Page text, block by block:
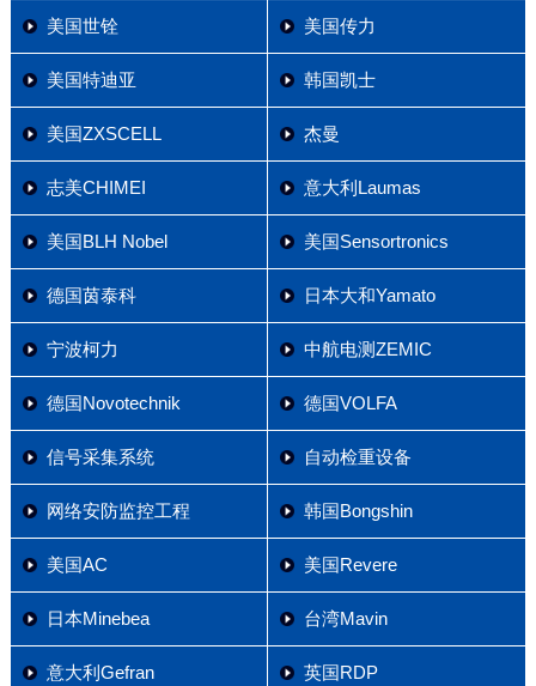
美国世铨 美国传力
美国特迪亚 韩国凯士
美国ZXSCELL 杰曼
志美CHIMEI 意大利Laumas
美国BLH Nobel 美国Sensortronics
德国茵泰科 日本大和Yamato
宁波柯力 中航电测ZEMIC
德国Novotechnik 德国VOLFA
信号采集系统 自动检重设备
网络安防监控工程 韩国Bongshin
美国AC 美国Revere
日本Minebea 台湾Mavin
意大利Gefran 英国RDP